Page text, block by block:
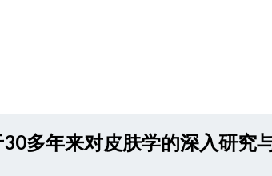
多年来对皮肤学的深入研究